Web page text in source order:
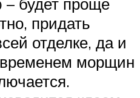
придать
отделке, да и
морщин